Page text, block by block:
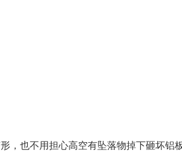
，也不用担心高空有坠落物掉下砸坏铝